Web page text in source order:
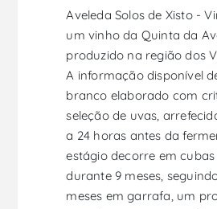
Aveleda Solos de Xisto -
um vinho da Quinta da
produzido na região dos
A informação disponível
branco elaborado com
seleção de uvas,
a 24 horas antes da
estágio decorre em
durante 9 meses,
meses em garrafa, um